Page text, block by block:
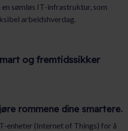
sømløs IT-infrastruktur, som
arbeidshverdag.
og fremtidssikker
rommene dine smartere.
enheter (Internet of Things) for å